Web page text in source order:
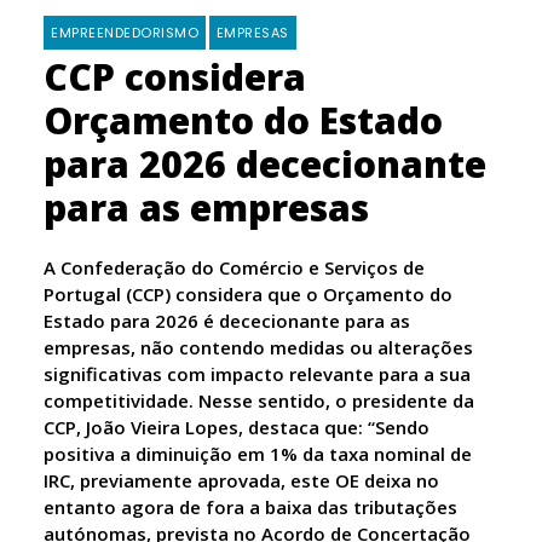
EMPREENDEDORISMO EMPRESAS
CCP considera
Orçamento do Estado
para 2026 dececionante
para as empresas
A Confederação do Comércio e Serviços de
Portugal (CCP) considera que o Orçamento do
Estado para 2026 é dececionante para as
empresas, não contendo medidas ou alterações
significativas com impacto relevante para a sua
competitividade. Nesse sentido, o presidente da
CCP, João Vieira Lopes, destaca que: “Sendo
positiva a diminuição em 1% da taxa nominal de
IRC, previamente aprovada, este OE deixa no
entanto agora de fora a baixa das tributações
autónomas, prevista no Acordo de Concertação